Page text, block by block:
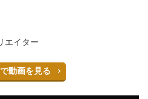
エイター
動画を見る